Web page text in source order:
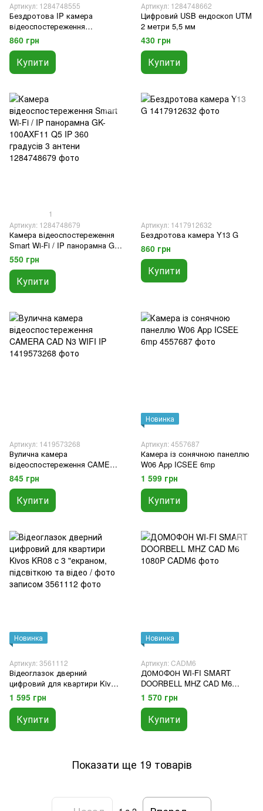
Артикул: 1284748555
Бездротова IP камера
відеоспостереження
SmartCam з Кріпленням, Нічна
зйомка, Поворотна, 2 антени
860 грн
Купити
Артикул: 1284748662
Цифровий USB ендоскоп UTM
2 метри 5,5 мм
430 грн
Купити
1
Артикул: 1284748679
Камера відеоспостереження
Smart Wi-Fi / IP панорамна GK-
100AXF11 Q5 IP 360 градусів 3
антени
550 грн
Купити
Артикул: 1417912632
Бездротова камера Y13 G
860 грн
Купити
Артикул: 1419573268
Вулична камера
відеоспостереження CAMERA
CAD N3 WIFI IP
845 грн
Купити
Новинка
Артикул: 4557687
Камера із сонячною панеллю
W06 App ICSEE 6mp
1 599 грн
Купити
Новинка
Артикул: 3561112
Відеоглазок дверний
цифровий для квартири Kivos
KR08 c 3 "екраном,
підсвіткою та відео / фото
записом
1 595 грн
Купити
Новинка
Артикул: CADM6
ДОМОФОН WI-FI SMART
DOORBELL MHZ CAD M6
1080P
1 570 грн
Купити
Показати ще 19 товарів